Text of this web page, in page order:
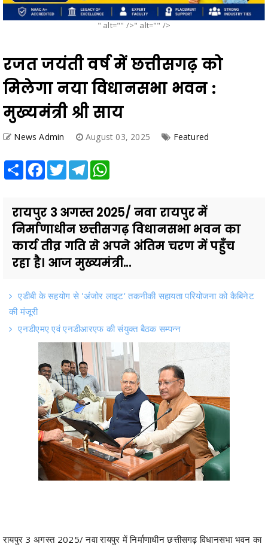
" alt="" />" alt="" />
रजत जयंती वर्ष में छत्तीसगढ़ को
मिलेगा नया विधानसभा भवन :
मुख्यमंत्री श्री साय
News Admin August 03, 2025 Featured
Share Facebook
TwitterTelegram
रायपुर 3 अगस्त 2025/ नवा रायपुर में
निर्माणाधीन छत्तीसगढ़ विधानसभा भवन का
कार्य तीव्र गति से अपने अंतिम चरण में पहुँच
रहा है। आज मुख्यमंत्री...
एडीबी के सहयोग से 'अंजोर लाइट' तकनीकी सहायता परियोजना को कैबिनेट
की मंजूरी
एनडीएमए एवं एनडीआरएफ की संयुक्त बैठक सम्पन्न
रायपुर 3 अगस्त 2025/ नवा रायपुर में निर्माणाधीन छत्तीसगढ़ विधानसभा भवन का